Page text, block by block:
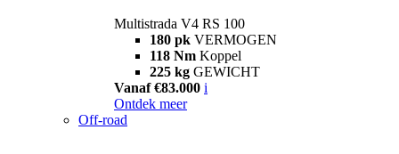
Multistrada V4 RS 100
180 pk VERMOGEN
118 Nm Koppel
225 kg GEWICHT
Vanaf €83.000 i
Ontdek meer
Off-road